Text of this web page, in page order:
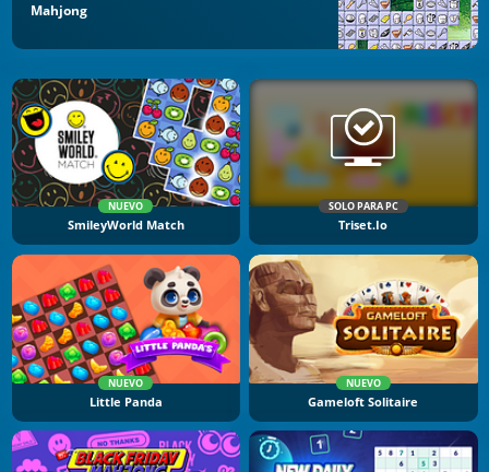
Mahjong
NUEVO
SmileyWorld Match
SOLO PARA PC
Triset.io
NUEVO
Little Panda
NUEVO
Gameloft Solitaire